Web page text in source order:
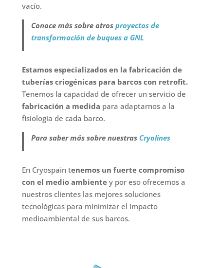
vacío.
Conoce más sobre otros proyectos de
transformación de buques a GNL
Estamos especializados en la fabricación de
tuberías criogénicas para barcos con retrofit.
Tenemos la capacidad de ofrecer un servicio de
fabricación a medida para adaptarnos a la
fisiología de cada barco.
Para saber más sobre nuestras Cryolines
En Cryospain tenemos un fuerte compromiso
con el medio ambientey por eso ofrecemos a
nuestros clientes las mejores soluciones
tecnológicas para minimizar el impacto
medioambiental de sus barcos.